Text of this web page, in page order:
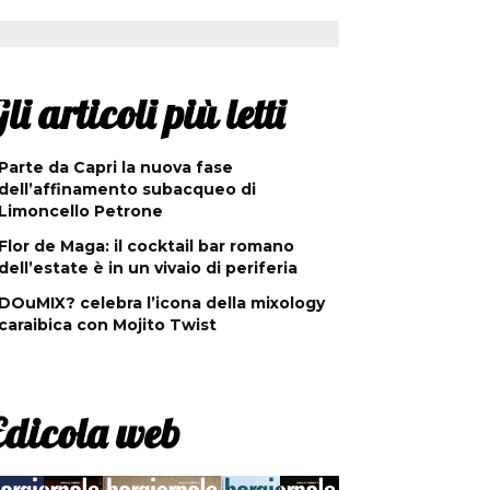
articoli più letti
da Capri la nuova fase
subacqueo di
Petrone
de Maga: il cocktail bar romano
è in un vivaio di periferia
celebra l’icona della mixology
con Mojito Twist
web